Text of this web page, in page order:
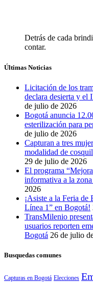
Detrás de cada
contar.
Últimas Noticias
Licitación de los
declara desierta y el
de julio de 2026
Bogotá anuncia
esterilización para
de julio de 2026
Capturan a tres
modalidad de
29 de julio de 2026
El programa
informativa a la
2026
¡Asiste a la Feria
Línea 1” en Bogotá!
TransMilenio
usuarios reporten
Bogotá 26 de julio
Busquedas comunes
Capturas en Bogotá Elecciones